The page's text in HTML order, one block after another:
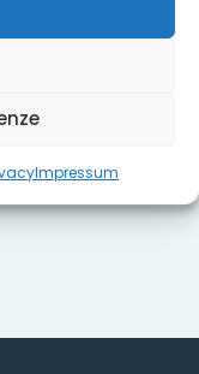
Impressum